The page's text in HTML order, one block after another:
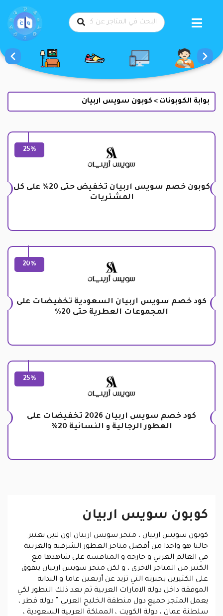
بوابة الكوبونات > كوبون سويس اربيان
25%
كوبون خصم سويس اربيان تخفيض حتى 20% على كل
المشتريات
20%
كود خصم سويس أربيان السعودية تخفيضات على
المجموعات العطرية حتى 20%
25%
كود خصم سويس اربيان 2026 تخفيضات على
العطور الرجالية و النسائية 20%
كوبون سويس اربيان
كوبون سويس اربيان ، متجر سويس اربيان اون لاين يعتبر
حاليا هو واحدا من أفضل متاجر العطور الشرقية والغربية
في العالم العربي و خارجه و المنافسة على شاهدها مع
الكثير من المتاجر الاخرى ، و لكن متجر سويس اربيان يتفوق
على الكثيرين بخبرته التي تزيد عن أربعين عاما و البداية
الموفقة داخل دولة الامارات العربية ثم بعد ذلك التطور لكي
يعمل المتجر جميع دول منطقة الخليج العربي ” دولة قطر ،
سلطنة عمان ، دولة الكويت ، المملكة العربية السعودية ،